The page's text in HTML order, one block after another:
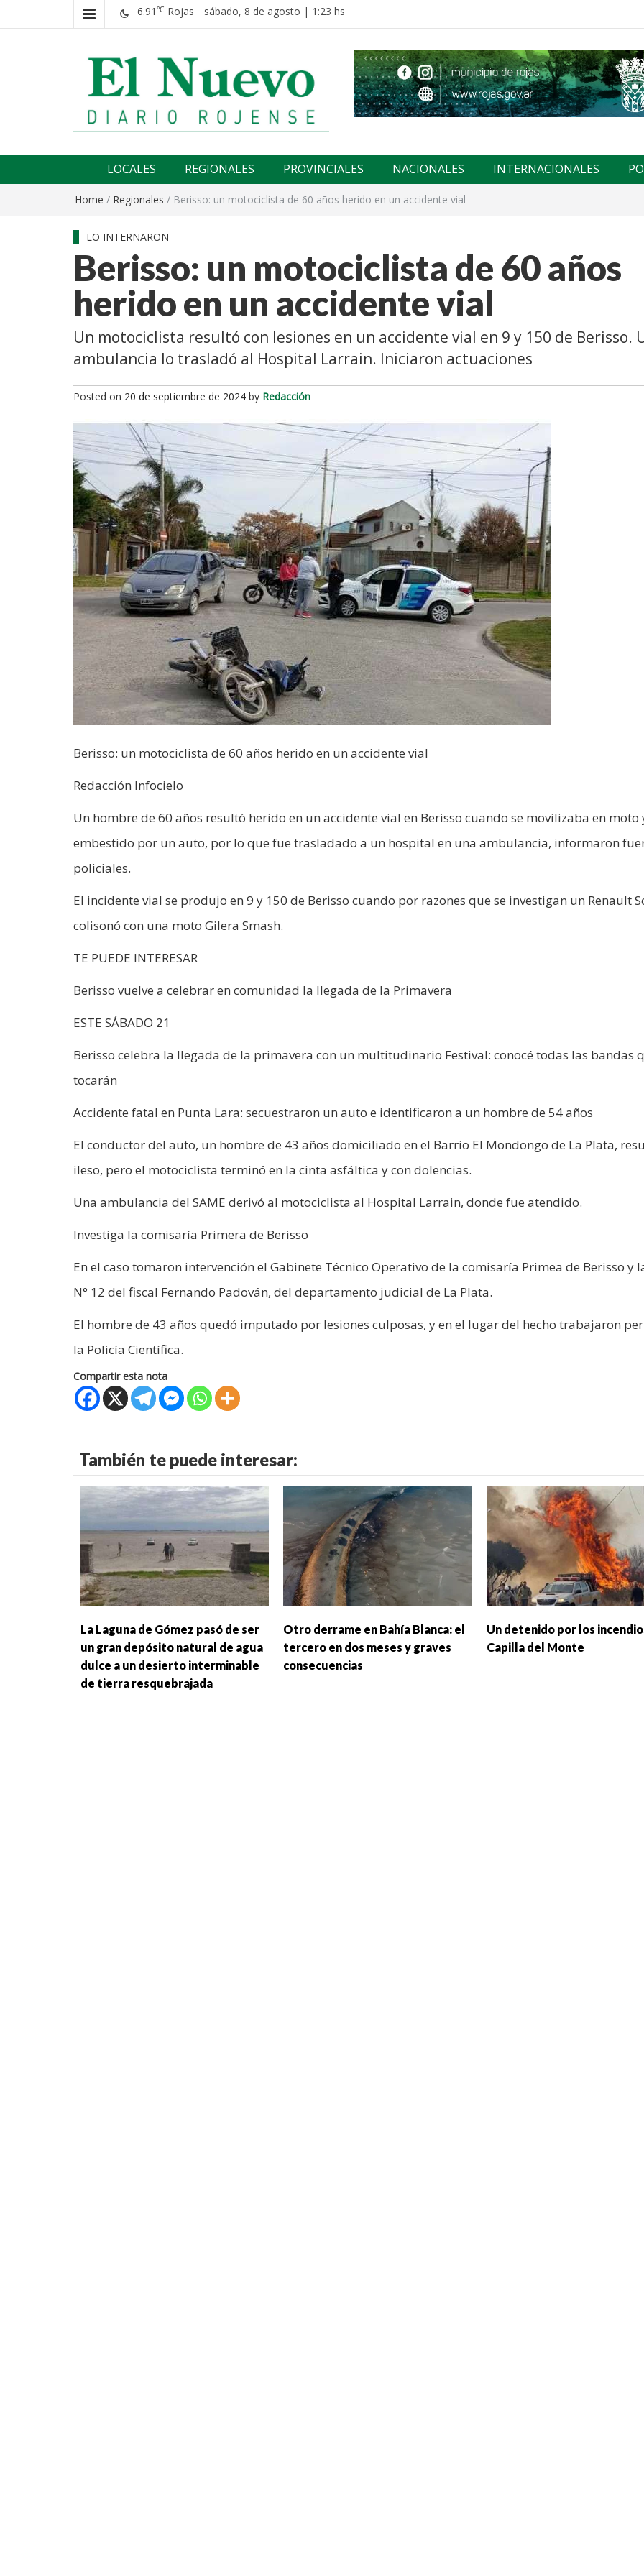
6.91 ℃ Rojas sábado, 8 de agosto | 1:23 hs
El nuevo rojense
LOCALES REGIONALES PROVINCIALES NACIONALES INTERNACIONALES
Home / Regionales / Berisso: un motociclista de 60 años herido en un accidente vial
LO INTERNARON
Berisso: un motociclista de 60 años
herido en un accidente vial
Un motociclista resultó con lesiones en un accidente vial en 9 y 150 de Berisso.
ambulancia lo trasladó al Hospital Larrain. Iniciaron actuaciones
Posted on 20 de septiembre de 2024 by Redacción
Berisso: un motociclista de 60 años herido en un accidente vial
Redacción Infocielo
Un hombre de 60 años resultó herido en un accidente vial en Berisso cuando se movilizaba en moto
embestido por un auto, por lo que fue trasladado a un hospital en una ambulancia, informaron
policiales.
El incidente vial se produjo en 9 y 150 de Berisso cuando por razones que se investigan un Renault
colisonó con una moto Gilera Smash.
TE PUEDE INTERESAR
Berisso vuelve a celebrar en comunidad la llegada de la Primavera
ESTE SÁBADO 21
Berisso celebra la llegada de la primavera con un multitudinario Festival: conocé todas las bandas
tocarán
Accidente fatal en Punta Lara: secuestraron un auto e identificaron a un hombre de 54 años
El conductor del auto, un hombre de 43 años domiciliado en el Barrio El Mondongo de La Plata,
ileso, pero el motociclista terminó en la cinta asfáltica y con dolencias.
Una ambulancia del SAME derivó al motociclista al Hospital Larrain, donde fue atendido.
Investiga la comisaría Primera de Berisso
En el caso tomaron intervención el Gabinete Técnico Operativo de la comisaría Primea de Berisso y
N° 12 del fiscal Fernando Padován, del departamento judicial de La Plata.
El hombre de 43 años quedó imputado por lesiones culposas, y en el lugar del hecho trabajaron
la Policía Científica.
Compartir esta nota
También te puede interesar:
La Laguna de Gómez pasó de ser
un gran depósito natural de agua
dulce a un desierto interminable
de tierra resquebrajada
Otro derrame en Bahía Blanca: el
tercero en dos meses y graves
consecuencias
Un detenido por los
Capilla del Monte